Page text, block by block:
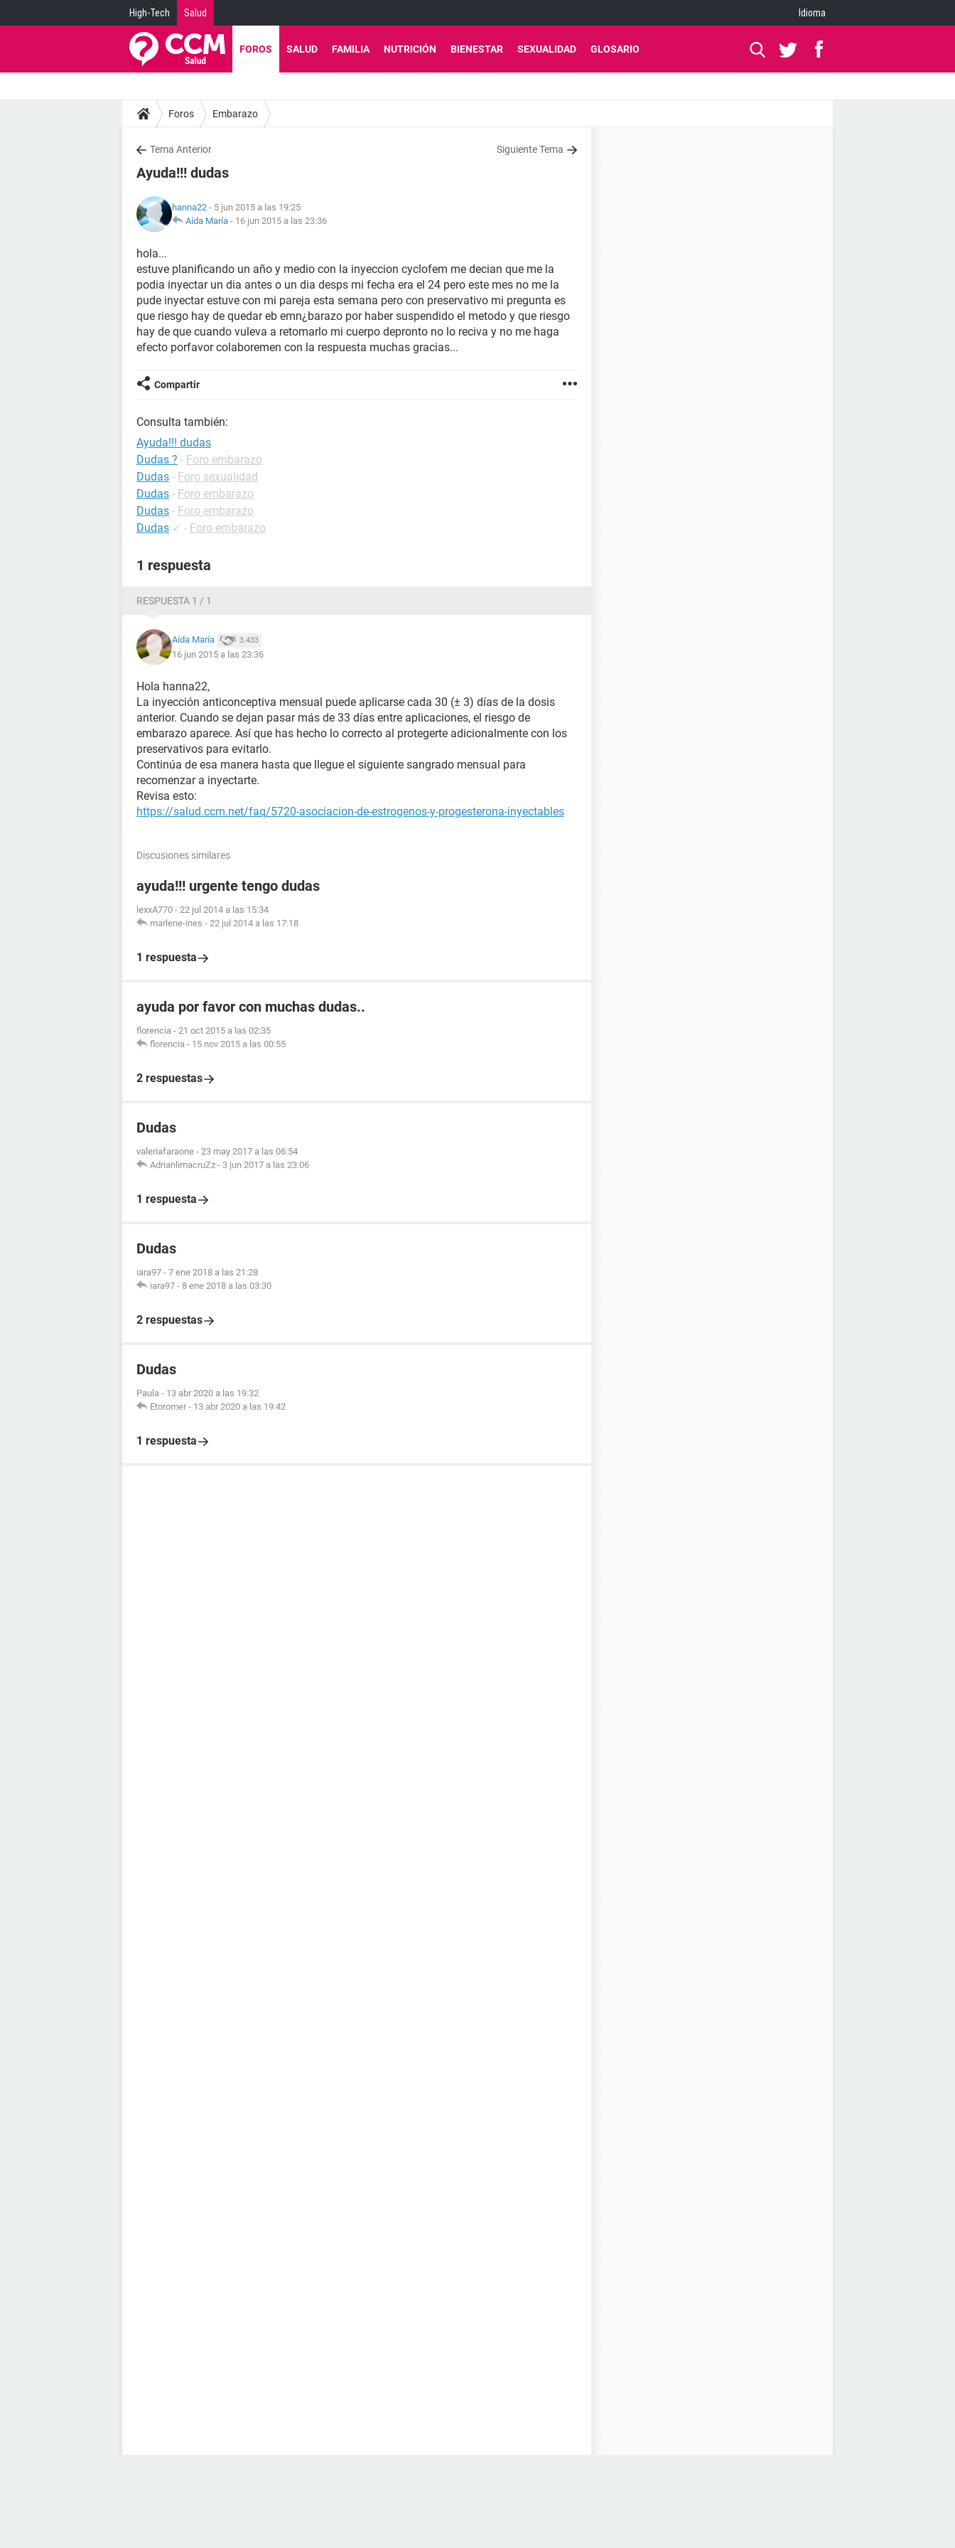
High-Tech Salud Idioma
FOROS SALUD FAMILIA NUTRICIÓN BIENESTAR SEXUALIDAD GLOSARIO
Foros Embarazo
Tema Anterior Siguiente Tema
Ayuda!!! dudas
hanna22 - 5 jun 2015 a las 19:25
Aída María - 16 jun 2015 a las 23:36
hola...
estuve planificando un año y medio con la inyeccion cyclofem me decian que me la
podia inyectar un dia antes o un dia desps mi fecha era el 24 pero este mes no me la
pude inyectar estuve con mi pareja esta semana pero con preservativo mi pregunta es
que riesgo hay de quedar eb emn¿barazo por haber suspendido el metodo y que riesgo
hay de que cuando vuleva a retomarlo mi cuerpo depronto no lo reciva y no me haga
efecto porfavor colaboremen con la respuesta muchas gracias...
Compartir
Consulta también:
Ayuda!!! dudas
Dudas ? - Foro embarazo
Dudas - Foro sexualidad
Dudas - Foro embarazo
Dudas - Foro embarazo
Dudas ✓ - Foro embarazo
1 respuesta
RESPUESTA 1 / 1
Aída María 3.433
16 jun 2015 a las 23:36
Hola hanna22,
La inyección anticonceptiva mensual puede aplicarse cada 30 (± 3) días de la dosis
anterior. Cuando se dejan pasar más de 33 días entre aplicaciones, el riesgo de
embarazo aparece. Así que has hecho lo correcto al protegerte adicionalmente con los
preservativos para evitarlo.
Continúa de esa manera hasta que llegue el siguiente sangrado mensual para
recomenzar a inyectarte.
Revisa esto:
https://salud.ccm.net/faq/5720-asociacion-de-estrogenos-y-progesterona-inyectables
Discusiones similares
ayuda!!! urgente tengo dudas
lexxA770 - 22 jul 2014 a las 15:34
marlene-ines - 22 jul 2014 a las 17:18
1 respuesta
ayuda por favor con muchas dudas..
florencia - 21 oct 2015 a las 02:35
florencia - 15 nov 2015 a las 00:55
2 respuestas
Dudas
valeriafaraone - 23 may 2017 a las 06:54
AdrianlimacruZz - 3 jun 2017 a las 23:06
1 respuesta
Dudas
iara97 - 7 ene 2018 a las 21:28
iara97 - 8 ene 2018 a las 03:30
2 respuestas
Dudas
Paula - 13 abr 2020 a las 19:32
Etoromer - 13 abr 2020 a las 19:42
1 respuesta